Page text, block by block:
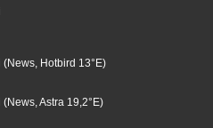
Hotbird 13°E)
Astra 19,2°E)